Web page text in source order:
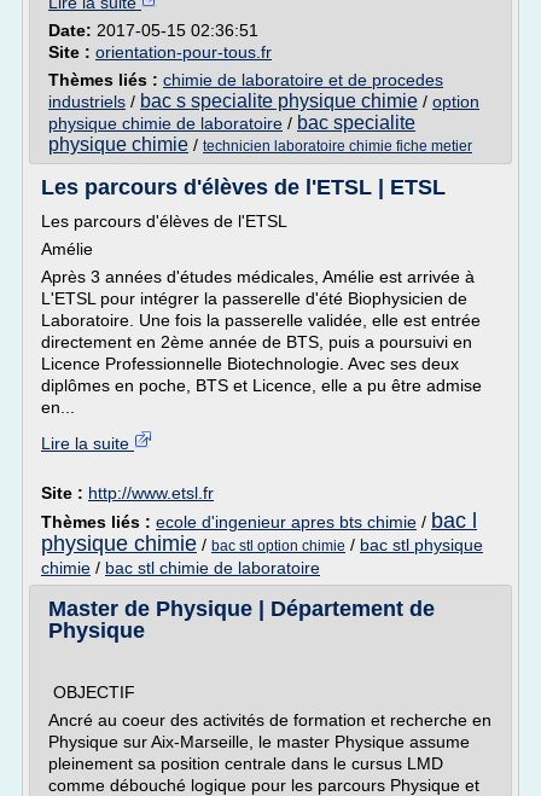
Date: 2017-05-15 02:36:51
Site : orientation-pour-tous.fr
Thèmes liés : chimie de laboratoire et de procedes
industriels / bac s specialite physique chimie / option
physique chimie de laboratoire / bac specialite
physique chimie / technicien laboratoire chimie fiche metier
Les parcours d'élèves de l'ETSL | ETSL
Les parcours d'élèves de l'ETSL
Amélie
Après 3 années d'études médicales, Amélie est arrivée à
L'ETSL pour intégrer la passerelle d'été Biophysicien de
Laboratoire. Une fois la passerelle validée, elle est entrée
directement en 2ème année de BTS, puis a poursuivi en
Licence Professionnelle Biotechnologie. Avec ses deux
diplômes en poche, BTS et Licence, elle a pu être admise
en...
Lire la suite
Site : http://www.etsl.fr
Thèmes liés : ecole d'ingenieur apres bts chimie / bac l
physique chimie / bac stl option chimie / bac stl physique
chimie / bac stl chimie de laboratoire
Master de Physique | Département de
Physique
OBJECTIF
Ancré au coeur des activités de formation et recherche en
Physique sur Aix-Marseille, le master Physique assume
pleinement sa position centrale dans le cursus LMD
comme débouché logique pour les parcours Physique et